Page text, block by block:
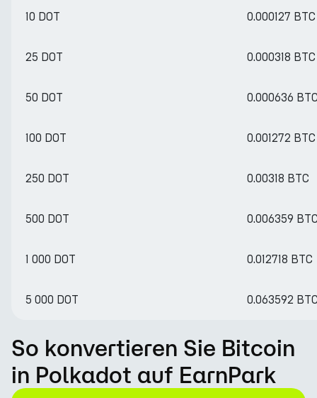
10 DOT 0.000127 BTC
25 DOT 0.000318 BTC
50 DOT 0.000636
100 DOT 0.001272 BTC
250 DOT 0.00318 BTC
500 DOT 0.006359
1 000 DOT 0.012718 BTC
5 000 DOT 0.063592
So konvertieren Sie Bitcoin
in Polkadot auf EarnPark